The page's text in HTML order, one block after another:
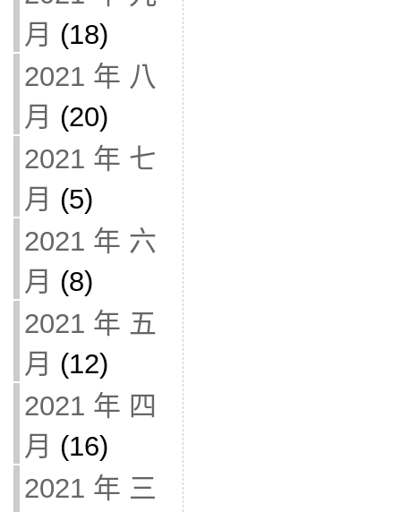
月 (18)
2021 年 八
月 (20)
2021 年 七
月 (5)
2021 年 六
月 (8)
2021 年 五
月 (12)
2021 年 四
月 (16)
2021 年 三